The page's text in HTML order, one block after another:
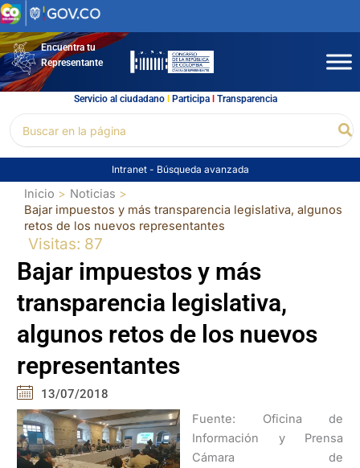
Ir
al
contenidoEncuentra tu
Representante
Servicio al ciudadano l Participal Transparencia
por:
Intranet - Búsqueda avanzada
Inicio
Noticias
Bajar impuestos y más transparencia legislativa, algunos
retos de los nuevos representantes
Visitas: 87
Bajar impuestos y más
transparencia legislativa,
algunos retos de los nuevos
representantes
13/07/2018
Fuente: Oficina de
Información y Prensa
Cámara de